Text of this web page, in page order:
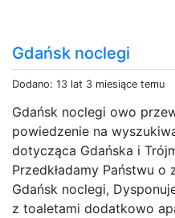
Gdańsk noclegi
Dodano: 13 lat 3 miesiące temu
Gdańsk noclegi owo
powiedzenie na
dotycząca Gdańska i
Przedkładamy Państwu o
Gdańsk noclegi,
z toaletami dodatkowo